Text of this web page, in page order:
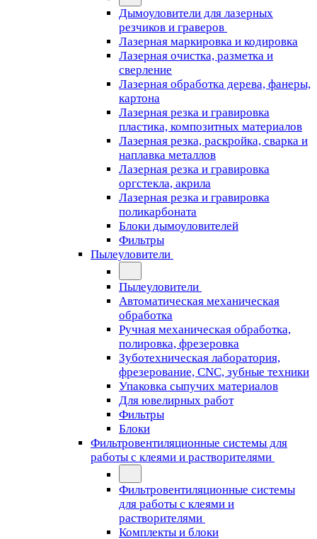
Дымоуловители для лазерных
резчиков и граверов
Лазерная маркировка и кодировка
Лазерная очистка, разметка и
сверление
Лазерная обработка дерева, фанеры,
картона
Лазерная резка и гравировка
пластика, композитных материалов
Лазерная резка, раскройка, сварка и
наплавка металлов
Лазерная резка и гравировка
оргстекла, акрила
Лазерная резка и гравировка
поликарбоната
Блоки дымоуловителей
Фильтры
Пылеуловители
Пылеуловители
Автоматическая механическая
обработка
Ручная механическая обработка,
полировка, фрезеровка
Зуботехническая лаборатория,
фрезерование, CNC, зубные техники
Упаковка сыпучих материалов
Для ювелирных работ
Фильтры
Блоки
Фильтровентиляционные системы для
работы с клеями и растворителями
Фильтровентиляционные системы
для работы с клеями и
растворителями
Комплекты и блоки